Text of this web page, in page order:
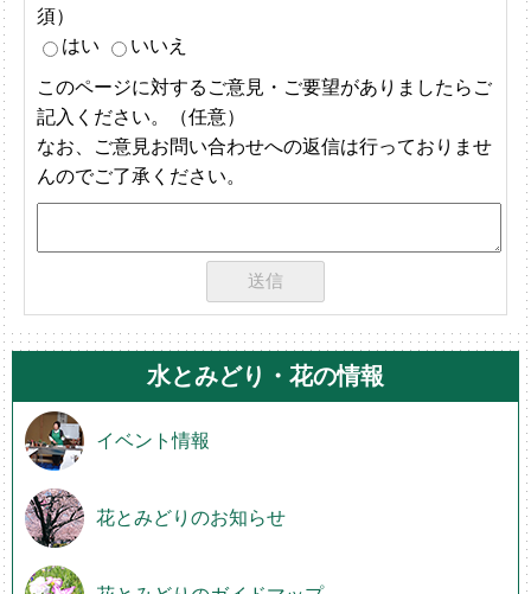
須）
はい
いいえ
このページに対するご意見・ご要望がありましたらご
記入ください。（任意）
なお、ご意見お問い合わせへの返信は行っておりませ
んのでご了承ください。
水とみどり・花の情報
イベント情報
花とみどりのお知らせ